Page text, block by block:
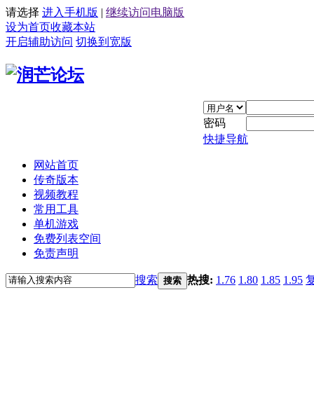
请选择 进入手机版 | 继续访问电脑版
设为首页收藏本站
开启辅助访问 切换到宽版
密码
快捷导航
网站首页
传奇版本
视频教程
常用工具
单机游戏
免费列表空间
免责声明
搜索 搜索 热搜: 1.76 1.80 1.85 1.95